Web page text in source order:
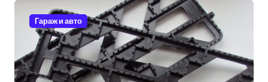
Гараж и авто